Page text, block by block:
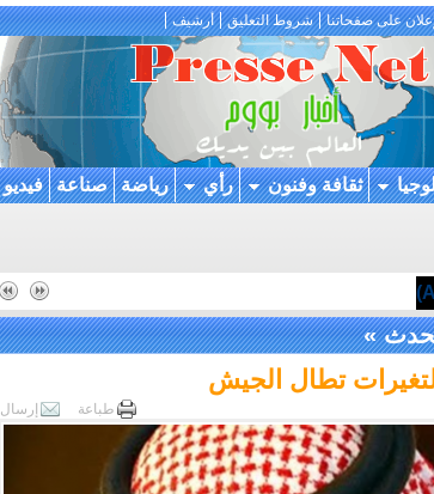
على صفحاتنا شروط التعليق أرشيف
ثقافة وفنون رأي رياضة صناعة فيديو
»
تطال الجيش
إرسال طباعة